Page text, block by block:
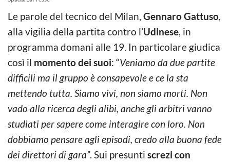
Le parole del tecnico del Milan, Gennaro Gattuso,
alla vigilia della partita contro l’Udinese, in
programma domani alle 19. In particolare giudica
così il momento dei suoi: “Veniamo da due partite
difficili ma il gruppo è consapevole e ce la sta
mettendo tutta. Siamo vivi, non siamo morti. Non
vado alla ricerca degli alibi, anche gli arbitri vanno
studiati per sapere come interagire con loro. Non
dobbiamo pensare agli episodi, credo alla buona fede
dei direttori di gara”. Sui presunti screzi con